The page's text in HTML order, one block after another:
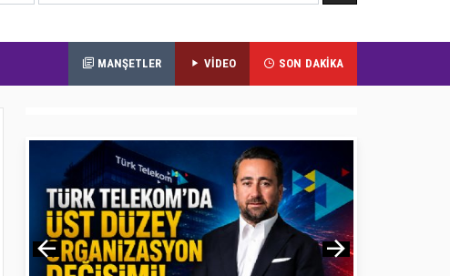
MANŞETLER VİDEO SON DAKİKA